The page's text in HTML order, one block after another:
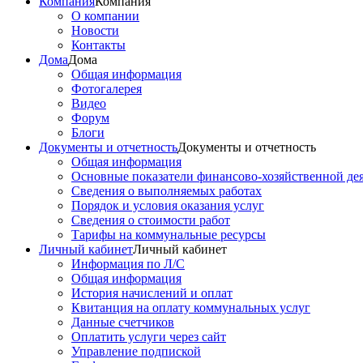
О компании
Новости
Контакты
ДомаДома
Общая информация
Фотогалерея
Видео
Форум
Блоги
Документы и отчетностьДокументы и отчетность
Общая информация
Основные показатели финансово-хозяйственной
Сведения о выполняемых работах
Порядок и условия оказания услуг
Сведения о стоимости работ
Тарифы на коммунальные ресурсы
Личный кабинетЛичный кабинет
Информация по Л/С
Общая информация
История начислений и оплат
Квитанция на оплату коммунальных услуг
Данные счетчиков
Оплатить услуги через сайт
Управление подпиской